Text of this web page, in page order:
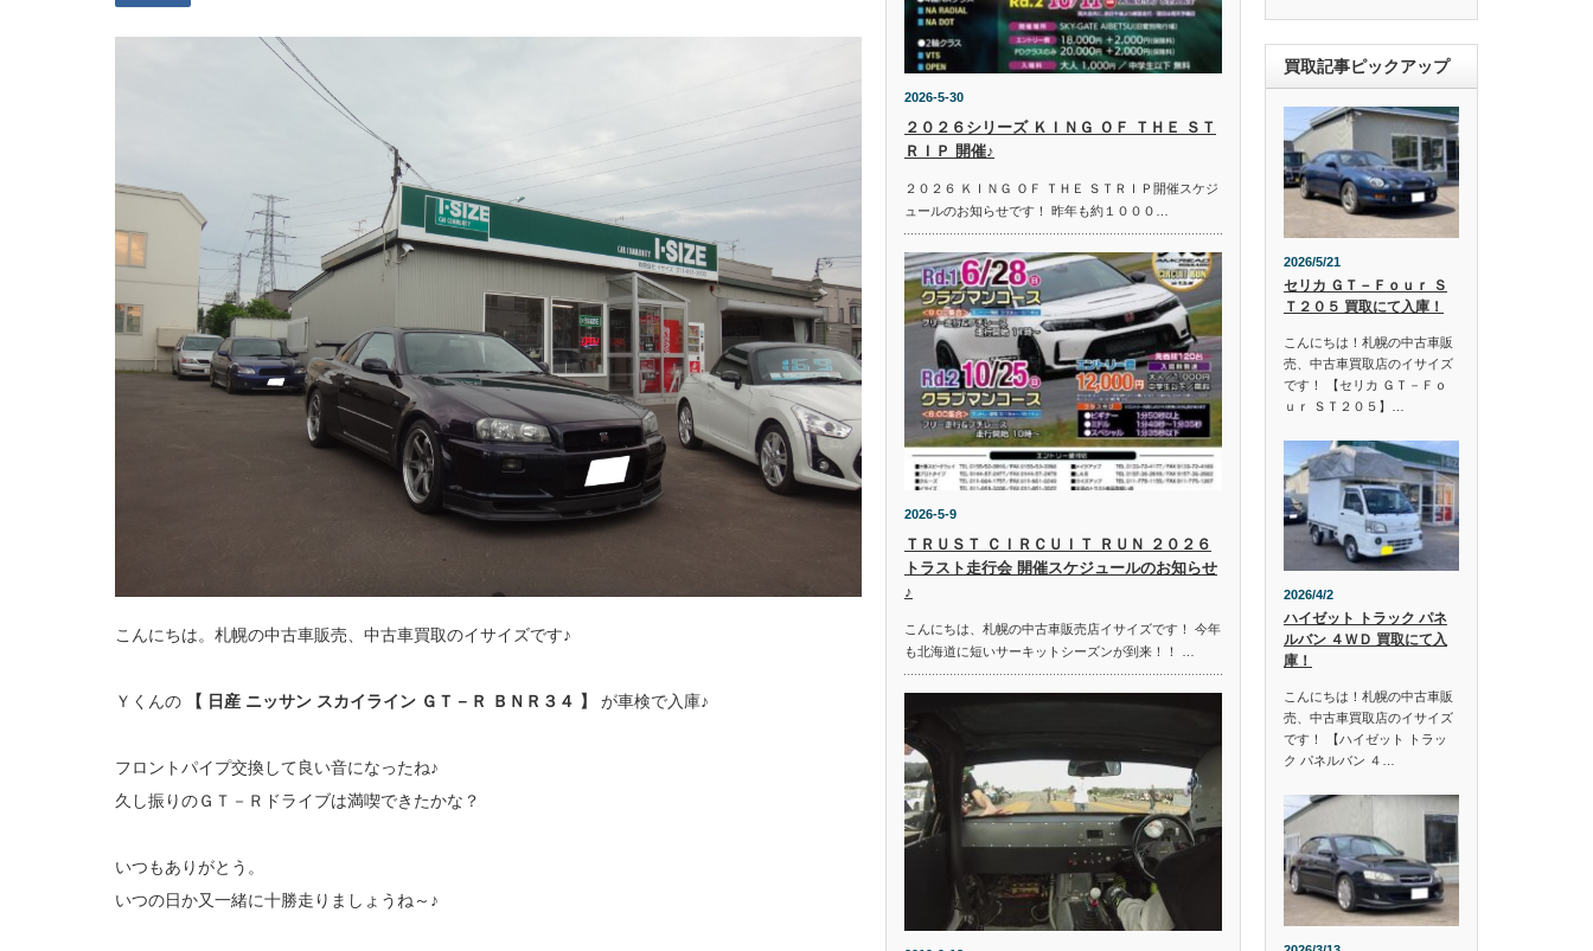
こんにちは。札幌の中古車販売、中古車買取のイサイズです♪
Ｙくんの 【 日産 ニッサン スカイライン ＧＴ－Ｒ ＢＮＲ３４ 】 が車検で入庫♪
フロントパイプ交換して良い音になったね♪
久し振りのＧＴ－Ｒドライブは満喫できたかな？
いつもありがとう。
いつの日か又一緒に十勝走りましょうね～♪
2026-5-30
２０２６シリーズ ＫＩＮＧ ＯＦ ＴＨＥ ＳＴ
ＲＩＰ 開催♪
２０２６ ＫＩＮＧ ＯＦ ＴＨＥ ＳＴＲＩＰ開催スケジ
ュールのお知らせです！ 昨年も約１０００…
2026-5-9
ＴＲＵＳＴ ＣＩＲＣＵＩＴ ＲＵＮ ２０２６
トラスト走行会 開催スケジュールのお知らせ
♪
こんにちは、札幌の中古車販売店イサイズです！ 今年
も北海道に短いサーキットシーズンが到来！！ …
買取記事ピックアップ
2026/5/21
セリカ ＧＴ－Ｆｏｕｒ Ｓ
Ｔ２０５ 買取にて入庫！
こんにちは！札幌の中古車販
売、中古車買取店のイサイズ
です！ 【セリカ ＧＴ－Ｆｏ
ｕｒ ＳＴ２０５】…
2026/4/2
ハイゼット トラック パネ
ルバン ４ＷＤ 買取にて入
庫！
こんにちは！札幌の中古車販
売、中古車買取店のイサイズ
です！ 【ハイゼット トラッ
ク パネルバン ４…